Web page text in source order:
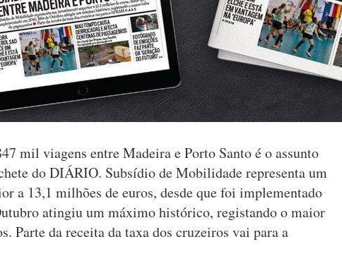
mil viagens entre Madeira e Porto Santo é o assunto
do DIÁRIO. Subsídio de Mobilidade representa um
a 13,1 milhões de euros, desde que foi implementado
atingiu um máximo histórico, registando o maior
Parte da receita da taxa dos cruzeiros vai para a